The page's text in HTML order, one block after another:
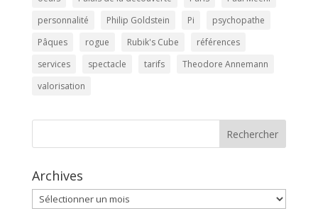
personnalité
Philip Goldstein Pi
psychopathe
Pâques
rogue Rubik's Cube
références
services
spectacle tarifs
Theodore Annemann
valorisation
Rechercher
Archives
Archives